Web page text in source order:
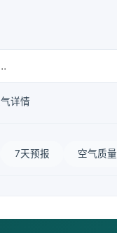
详情
7天预报 空气质量